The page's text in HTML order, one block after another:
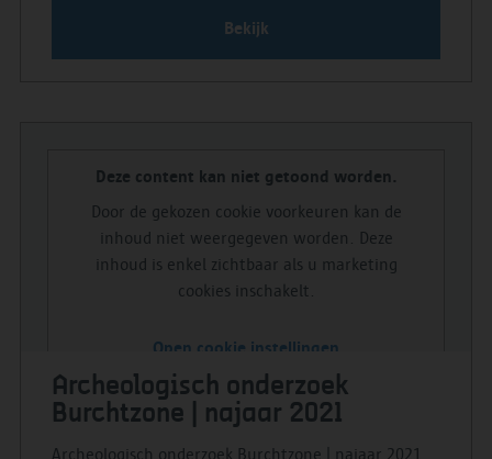
Bekijk
Deze content kan niet getoond worden.
Door de gekozen cookie voorkeuren kan de
inhoud niet weergegeven worden. Deze
inhoud is enkel zichtbaar als u marketing
cookies inschakelt.
Open cookie instellingen
Archeologisch onderzoek
Burchtzone | najaar 2021
Archeologisch onderzoek Burchtzone | najaar 2021